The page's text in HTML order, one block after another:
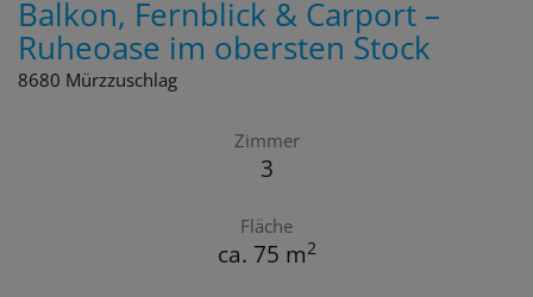
Balkon, Fernblick & Carport –
Ruheoase im obersten Stock
8680 Mürzzuschlag
Zimmer
3
Fläche
ca. 75 m2